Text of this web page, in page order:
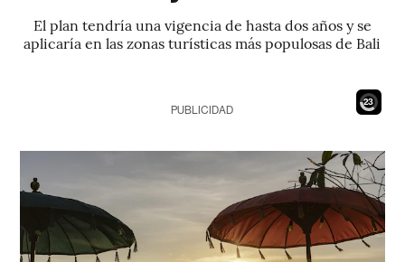
El plan tendría una vigencia de hasta dos años y se
aplicaría en las zonas turísticas más populosas de Bali
21
PUBLICIDAD